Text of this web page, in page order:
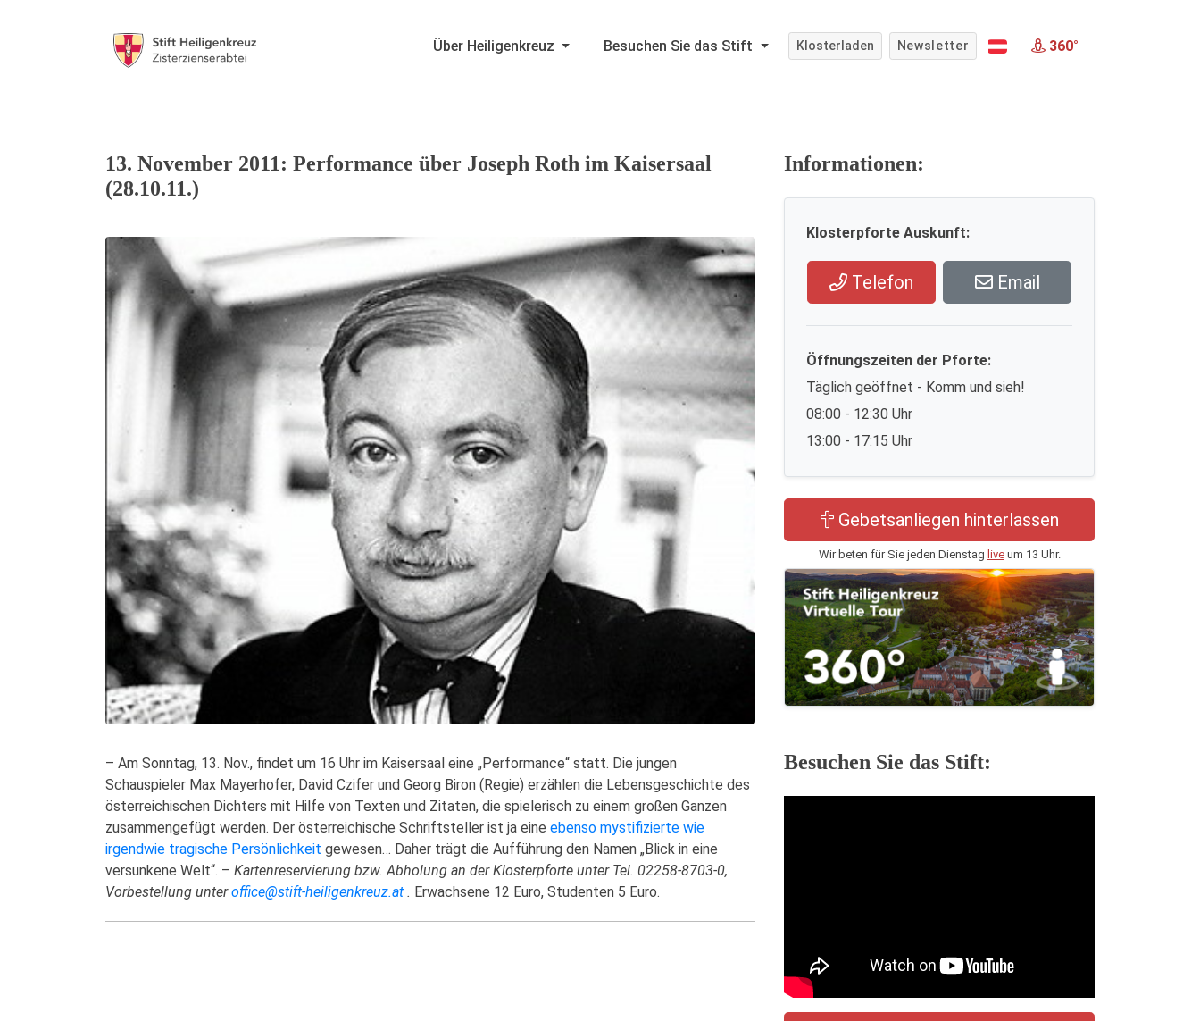
Über Heiligenkreuz Besuchen Sie das Stift Klosterladen Newsletter 360°
13. November 2011: Performance über Joseph Roth im Kaisersaal
(28.10.11.)
– Am Sonntag, 13. Nov., findet um 16 Uhr im Kaisersaal eine „Performance“ statt. Die jungen
Schauspieler Max Mayerhofer, David Czifer und Georg Biron (Regie) erzählen die Lebensgeschichte des
österreichischen Dichters mit Hilfe von Texten und Zitaten, die spielerisch zu einem großen Ganzen
zusammengefügt werden. Der österreichische Schriftsteller ist ja eine ebenso mystifizierte wie
irgendwie tragische Persönlichkeit gewesen… Daher trägt die Aufführung den Namen „Blick in eine
versunkene Welt“. – Kartenreservierung bzw. Abholung an der Klosterpforte unter Tel. 02258-8703-0,
Vorbestellung unteroffice@stift-heiligenkreuz.at . Erwachsene 12 Euro, Studenten 5 Euro.
Informationen:
Klosterpforte Auskunft:
Telefon Email
Öffnungszeiten der Pforte:
Täglich geöffnet - Komm und sieh!
08:00 - 12:30 Uhr
13:00 - 17:15 Uhr
Gebetsanliegen hinterlassen
Wir beten für Sie jeden Dienstag liveum 13 Uhr.
Besuchen Sie das Stift: